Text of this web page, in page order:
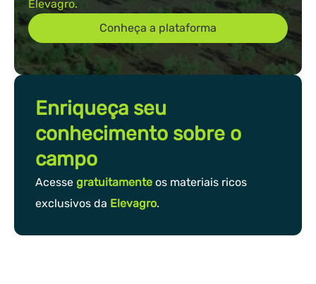
Elevagro.
Conheça a plataforma
Enriqueça seu
conhecimento sobre o
campo
Acesse gratuitamente os materiais ricos
exclusivos da Elevagro.